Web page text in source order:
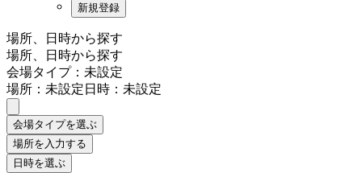
新規登録
場所、日時から探す
場所、日時から探す
会場タイプ：未設定
場所：未設定日時：未設定
会場タイプを選ぶ
場所を入力する
日時を選ぶ